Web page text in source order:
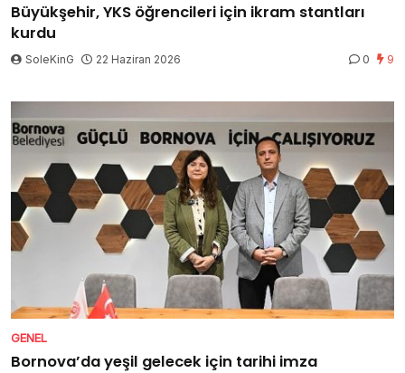
Büyükşehir, YKS öğrencileri için ikram stantları
kurdu
SoleKinG 22 Haziran 2026 0 9
GENEL
Bornova’da yeşil gelecek için tarihi imza